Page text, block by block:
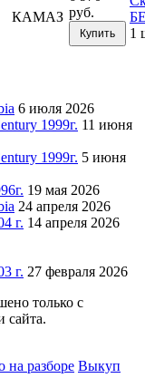
КАМАЗ руб.
Купить
1
6 июля 2026
1999г. 11 июня
1999г. 5 июня
19 мая 2026
24 апреля 2026
г. 14 апреля 2026
г. 27 февраля 2026
только с
сайта.
на разборе Выкуп